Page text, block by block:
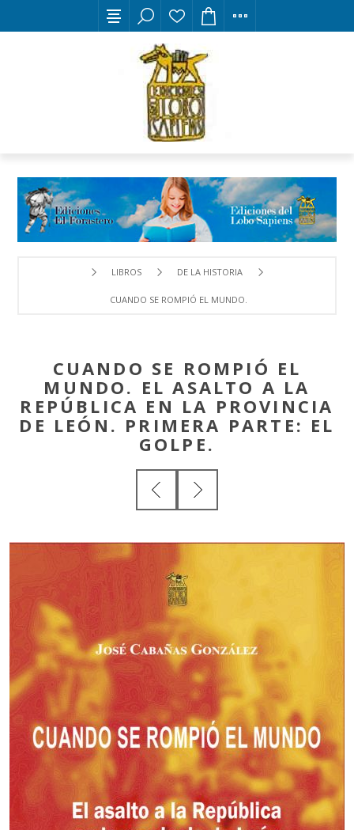
LIBROS DE LA HISTORIA
CUANDO SE ROMPIÓ EL MUNDO. EL ASALTO A LA
CUANDO SE ROMPIÓ EL
MUNDO. EL ASALTO A LA
REPÚBLICA EN LA PROVINCIA
DE LEÓN. PRIMERA PARTE: EL
GOLPE.